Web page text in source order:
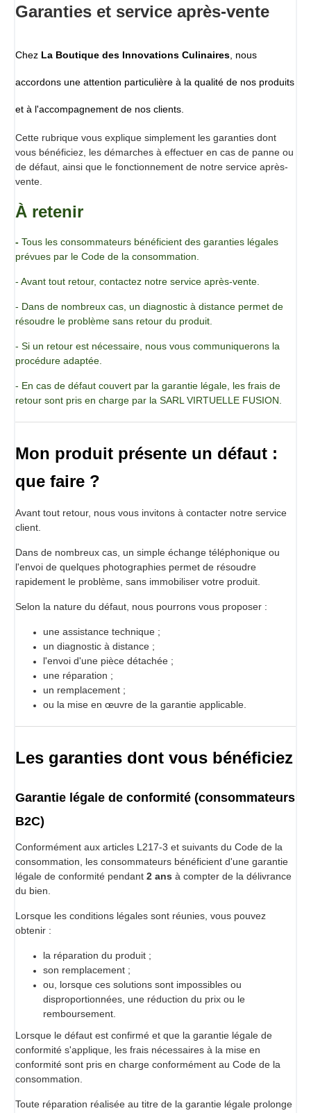
ou sucrés (salades, glaces, desserts, etc.), ainsi que pour
l’élaboration de bouchées ou de biscuits.
souhaités dans différentes préparations.
mélangés avec du lait ou du yaourt.
Pot de 75 G
Garanties et service après-vente
Chez La Boutique des Innovations Culinaires , nous
accordons une attention particulière à la qualité de nos produits
et à l'accompagnement de nos clients.
Cette rubrique vous explique simplement les garanties dont
vous bénéficiez, les démarches à effectuer en cas de panne ou
de défaut, ainsi que le fonctionnement de notre service après-
vente.
À retenir
- Tous les consommateurs bénéficient des garanties légales
prévues par le Code de la consommation.
- Avant tout retour, contactez notre service après-vente.
- Dans de nombreux cas, un diagnostic à distance permet de
résoudre le problème sans retour du produit.
- Si un retour est nécessaire, nous vous communiquerons la
procédure adaptée.
- En cas de défaut couvert par la garantie légale, les frais de
retour sont pris en charge par la SARL VIRTUELLE FUSION.
Mon produit présente un défaut :
que faire ?
Avant tout retour, nous vous invitons à contacter notre service
client.
Dans de nombreux cas, un simple échange téléphonique ou
l'envoi de quelques photographies permet de résoudre
rapidement le problème, sans immobiliser votre produit.
Selon la nature du défaut, nous pourrons vous proposer :
une assistance technique ;
un diagnostic à distance ;
l'envoi d'une pièce détachée ;
une réparation ;
un remplacement ;
ou la mise en œuvre de la garantie applicable.
Les garanties dont vous bénéficiez
Garantie légale de conformité (consommateurs
B2C)
Conformément aux articles L217-3 et suivants du Code de la
consommation, les consommateurs bénéficient d'une garantie
légale de conformité pendant 2 ans à compter de la délivrance
du bien.
Lorsque les conditions légales sont réunies, vous pouvez
obtenir :
la réparation du produit ;
son remplacement ;
ou, lorsque ces solutions sont impossibles ou
disproportionnées, une réduction du prix ou le
remboursement.
Lorsque le défaut est confirmé et que la garantie légale de
conformité s'applique, les frais nécessaires à la mise en
conformité sont pris en charge conformément au Code de la
consommation.
Toute réparation réalisée au titre de la garantie légale prolonge